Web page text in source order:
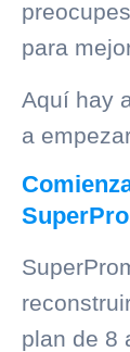
para
Aquí hay
a
plan de 8